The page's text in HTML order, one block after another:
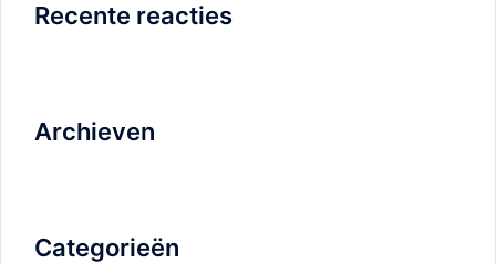
Recente reacties
Archieven
Categorieën